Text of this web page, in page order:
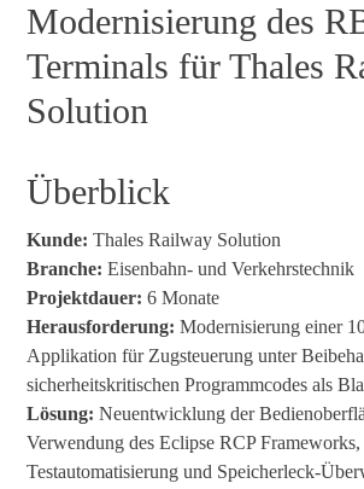
Modernisierung des
Terminals für Thales
Solution
Überblick
Kunde: Thales Railway Solution
Branche: Eisenbahn- und Verkehrstechnik
Projektdauer: 6 Monate
Herausforderung: Modernisierung einer
Applikation für Zugsteuerung unter
sicherheitskritischen Programmcodes als
Lösung: Neuentwicklung der
Verwendung des Eclipse RCP
Testautomatisierung und Speicherleck-